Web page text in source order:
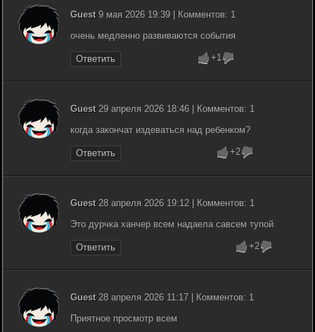
Guest9 мая 2026 19:39 | Комментов: 1
очень медленно развиваются события
Ответить +1
Guest29 апреля 2026 18:46 | Комментов: 1
когда закончат издеваться над ребенком?
Ответить +2
Guest28 апреля 2026 19:12 | Комментов: 1
Это дурчка ханчер всем надаела савсем тупой
Ответить +2
Guest28 апреля 2026 11:17 | Комментов: 1
Приятное просмотр всем